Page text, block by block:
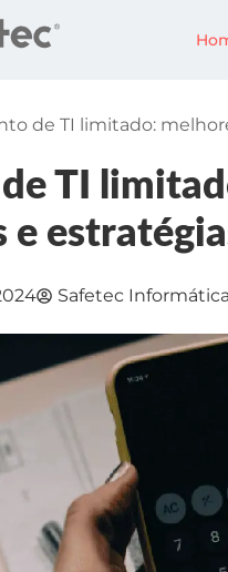
de TI limitado:
TI
e
Safetec Informática